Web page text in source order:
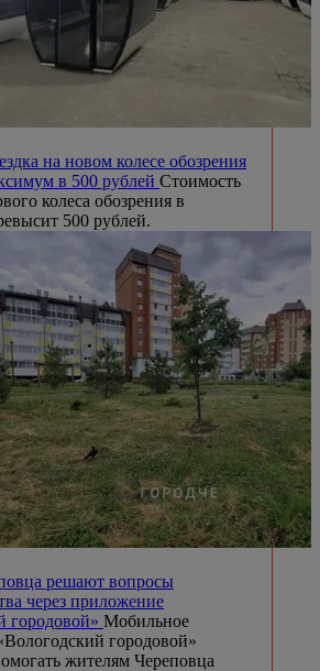
на новом колесе обозрения
в 500 рублей Стоимость
колеса обозрения в
500 рублей.
решают вопросы
через приложение
городовой» Мобильное
городовой»
жителям Череповца